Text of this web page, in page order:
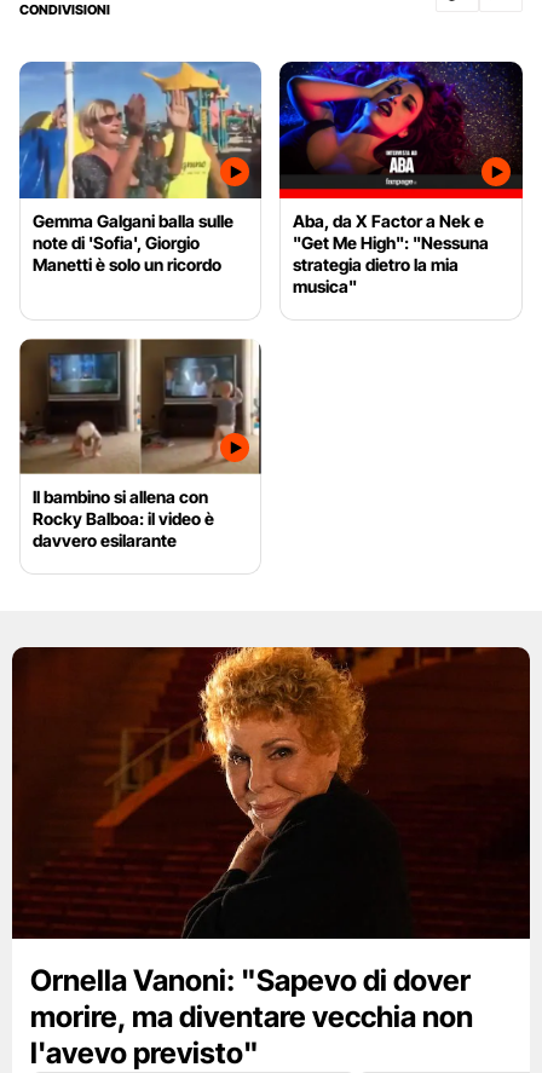
CONDIVISIONI
Gemma Galgani balla sulle
note di 'Sofia', Giorgio
Manetti è solo un ricordo
Aba, da X Factor a Nek e
"Get Me High": "Nessuna
strategia dietro la mia
musica"
Il bambino si allena con
Rocky Balboa: il video è
davvero esilarante
Ornella Vanoni: "Sapevo di dover
morire, ma diventare vecchia non
l'avevo previsto"